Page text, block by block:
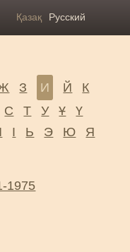
Қазақ Русский
З И Й
К
С Т У Ұ
Ү
І Ь Э Ю Я
1975